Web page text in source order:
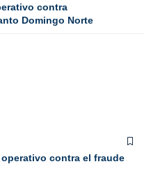
contra
Domingo Norte
operativo contra el fraude